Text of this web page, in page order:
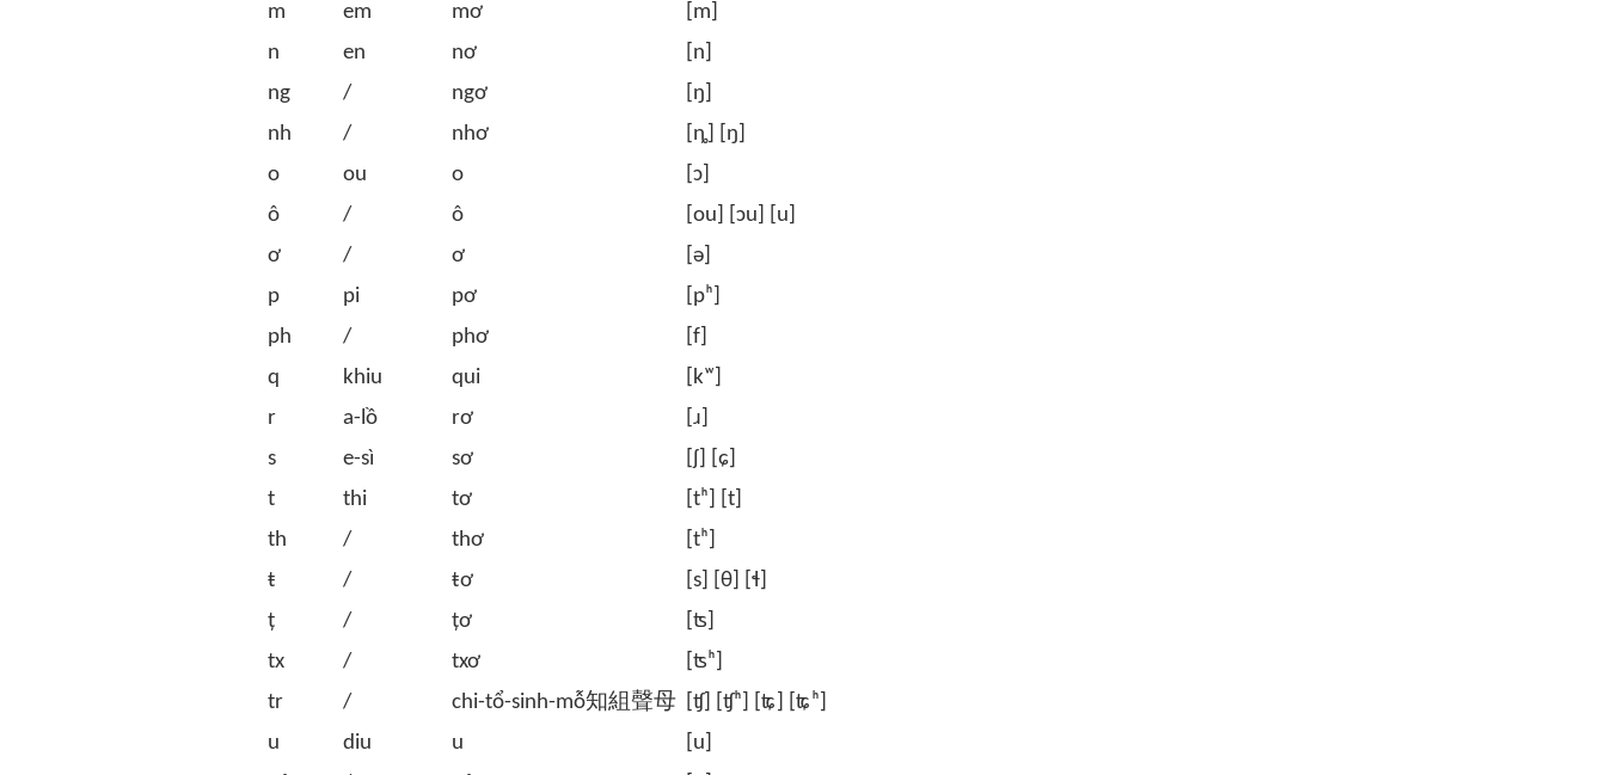
m
em mơ
[m]
n
en nơ
[n]
ng
/ ngơ
[ŋ]
nh
/ nhơ
[ȵ] [ŋ]
o
ou o
[ɔ]
ô
/ ô
[ou] [ɔu] [u]
ơ
/ ơ
[ə]
p
pi pơ
[pʰ]
ph
/ phơ
[f]
q
khiu qui
[kʷ]
r
a-lồ rơ
[ɹ]
s
e-sì sơ
[ʃ] [ɕ]
t
thi tơ
[tʰ] [t]
th
/ thơ
[tʰ]
ŧ
/ ŧơ
[s] [θ] [ɬ]
ț
/ țơ
[ʦ]
tx
/ txơ
[ʦʰ]
tr
/ chi-tổ-sinh-mỗ知組聲母
[ʧ] [ʧʰ] [ʨ] [ʨʰ]
u
diu u
[u]